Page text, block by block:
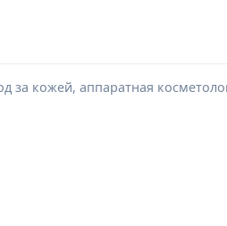
за кожей, аппаратная